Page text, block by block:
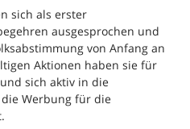
sich als erster
ausgesprochen und
von Anfang an
Aktionen haben sie für
sich aktiv in die
Werbung für die